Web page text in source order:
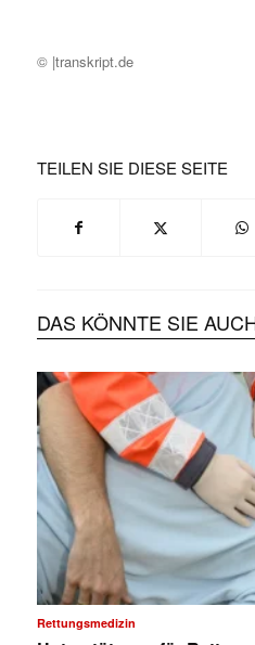
© |transkript.de
TEILEN SIE DIESE SEITE
DAS KÖNNTE SIE
Rettungsmedizin